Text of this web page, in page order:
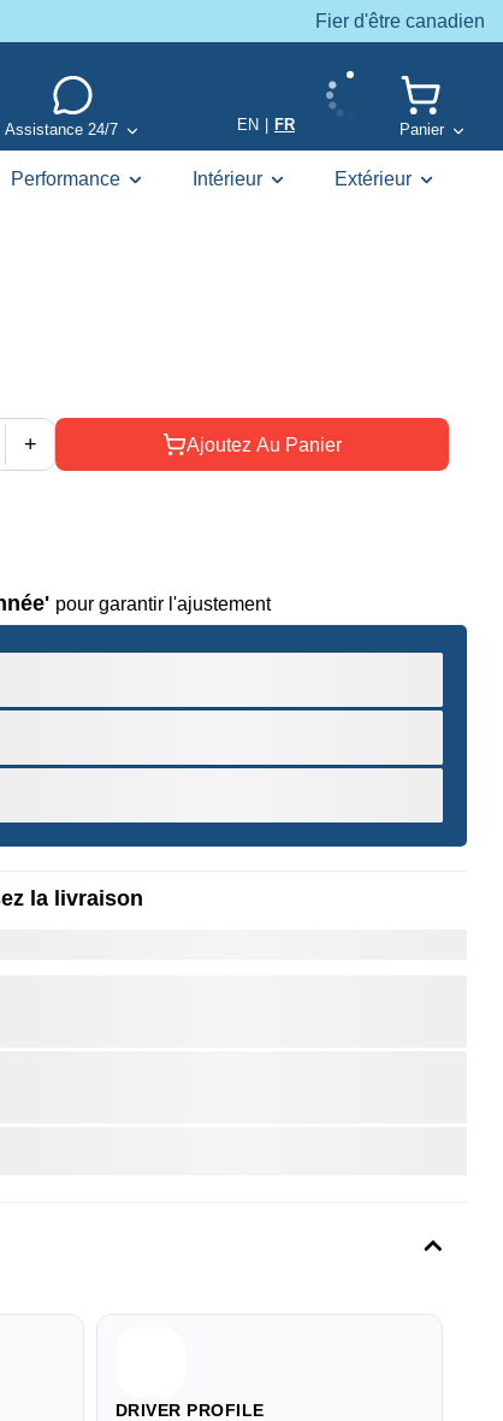
Fier d'être canadien
Assistance 24/7 EN FR Panier
Performance Intérieur Extérieur
Ajoutez Au Panier
+
pour garantir l'ajustement
la livraison
DRIVER PROFILE